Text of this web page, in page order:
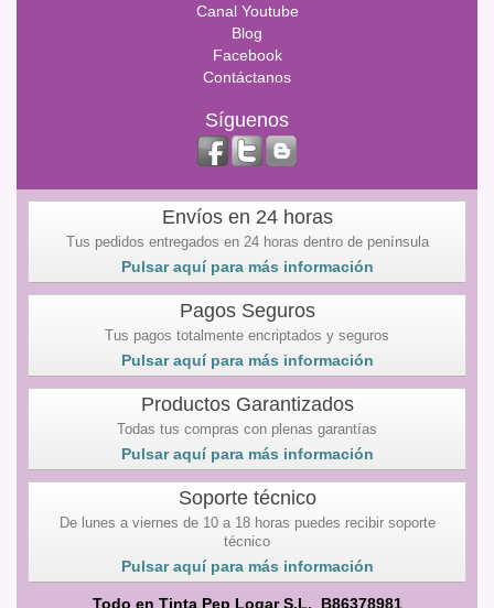
Canal Youtube
Blog
Facebook
Contáctanos
Síguenos
Envíos en 24 horas
Tus pedidos entregados en 24 horas dentro de península
Pulsar aquí para más información
Pagos Seguros
Tus pagos totalmente encriptados y seguros
Pulsar aquí para más información
Productos Garantizados
Todas tus compras con plenas garantías
Pulsar aquí para más información
Soporte técnico
De lunes a viernes de 10 a 18 horas puedes recibir soporte
técnico
Pulsar aquí para más información
Todo en Tinta Pep Logar S.L. B86378981